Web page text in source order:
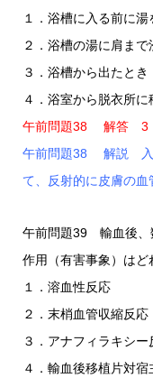
１．浴槽に入る前に
２．浴槽の湯に肩まで
３．浴槽から出たとき
４．浴室から脱衣所に
午前問題38 解答 3
午前問題38 解説 入
て、反射的に皮膚の血
午前問題39 輸血後、
作用（有害事象）はど
１．溶血性反応
２．末梢血管収縮反応
３．アナフィラキシー
４．輸血後移植片対宿